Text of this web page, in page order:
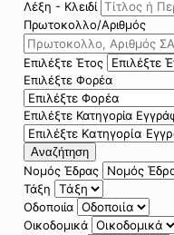
Λέξη - Κλειδί
Πρωτοκολλο/Αριθμός
Επιλέξτε Έτος
Επιλέξτε Φορέα
Επιλέξτε Κατηγορία
Αναζήτηση
Νομός Έδρας
Τάξη
Οδοποιία
Οικοδομικά